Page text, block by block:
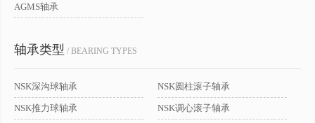
AGMS轴承
轴承类型 / BEARING TYPES
NSK深沟球轴承 NSK圆柱滚子轴承
NSK推力球轴承 NSK调心滚子轴承